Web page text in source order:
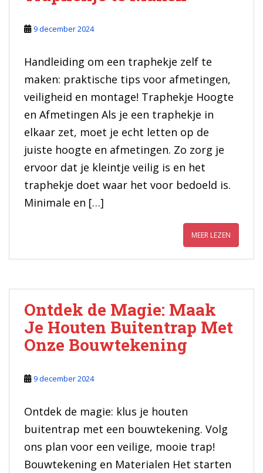
9 december 2024
Handleiding om een traphekje zelf te
maken: praktische tips voor afmetingen,
veiligheid en montage! Traphekje Hoogte
en Afmetingen Als je een traphekje in
elkaar zet, moet je echt letten op de
juiste hoogte en afmetingen. Zo zorg je
ervoor dat je kleintje veilig is en het
traphekje doet waar het voor bedoeld is.
Minimale en […]
MEER LEZEN
Ontdek de Magie: Maak
Je Houten Buitentrap Met
Onze Bouwtekening
9 december 2024
Ontdek de magie: klus je houten
buitentrap met een bouwtekening. Volg
ons plan voor een veilige, mooie trap!
Bouwtekening en Materialen Het starten